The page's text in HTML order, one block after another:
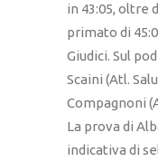
in 43:05, oltre
primato di
Giudici. Sul
Scaini (Atl.
Compagnoni
La prova di
indicativa di